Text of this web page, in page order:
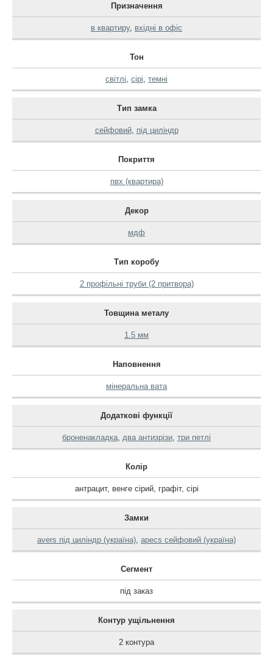
Призначення
в квартиру, вхідні в офіс
Тон
світлі сірі темні
Тип замка
сейфовий, під циліндр
Покриття
пвх (квартира)
Декор
мдф
Тип коробу
2 профільні труби (2 притвора)
Товщина металу
1.5 мм
Наповнення
мінеральна вата
Додаткові функції
броненакладка два антизрізи три петлі
Колір
антрацит, венге сірий, графіт, сірі
Замки
avers під циліндр (україна) apecs сейфовий (україна)
Сегмент
під заказ
Контур ущільнення
2 контура